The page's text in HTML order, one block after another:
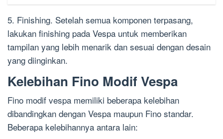
5. Finishing. Setelah semua komponen terpasang,
lakukan finishing pada Vespa untuk memberikan
tampilan yang lebih menarik dan sesuai dengan desain
yang diinginkan.
Kelebihan Fino Modif Vespa
Fino modif vespa memiliki beberapa kelebihan
dibandingkan dengan Vespa maupun Fino standar.
Beberapa kelebihannya antara lain: